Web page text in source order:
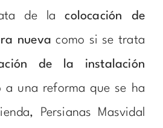
de lacolocación de
nueva como si se trata
de la instalación
una reforma que se ha
Persianas Masvidal